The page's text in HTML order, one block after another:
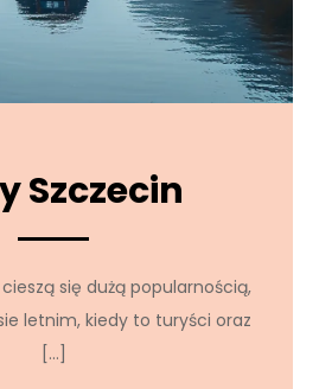
Szczecin
się dużą popularnością,
letnim, kiedy to turyści oraz
[…]